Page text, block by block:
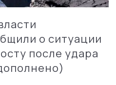
о ситуации
после удара